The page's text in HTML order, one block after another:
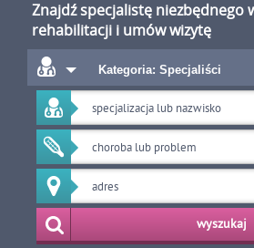
Znajdź specjalistę niezbędnego
rehabilitacji i umów wizytę
Kategoria: Specjaliści
wyszukaj